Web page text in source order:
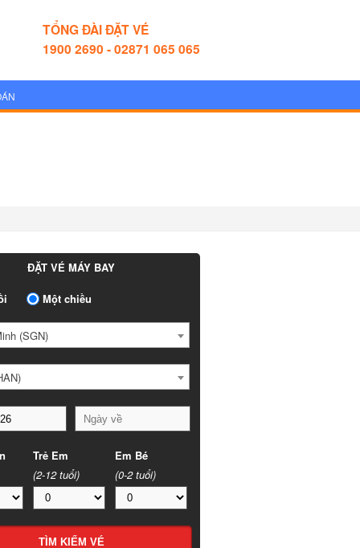
TỔNG ĐÀI ĐẶT VÉ
1900 2690 - 02871 065 065
ĐẶT VÉ MÁY BAY
Một chiều
(SGN)
Trẻ Em
(2-12 tuổi)
Em Bé
(0-2 tuổi)